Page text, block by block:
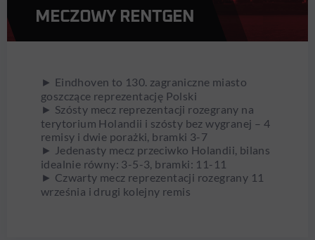
MECZOWY RENTGEN
► Eindhoven to 130. zagraniczne miasto
goszczące reprezentację Polski
► Szósty mecz reprezentacji rozegrany na
terytorium Holandii i szósty bez wygranej – 4
remisy i dwie porażki, bramki 3-7
► Jedenasty mecz przeciwko Holandii, bilans
idealnie równy: 3-5-3, bramki: 11-11
► Czwarty mecz reprezentacji rozegrany 11
września i drugi kolejny remis